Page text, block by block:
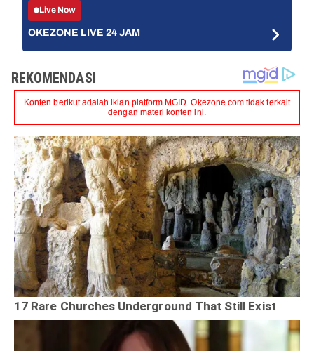
Live Now
OKEZONE LIVE 24 JAM